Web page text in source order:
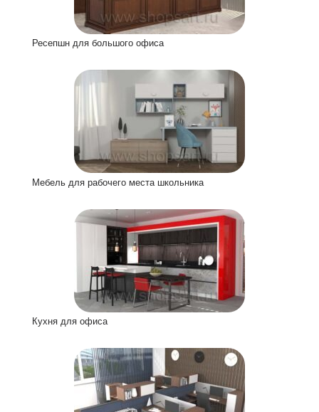
Ресепшн для большого офиса
Мебель для рабочего места школьника
Кухня для офиса